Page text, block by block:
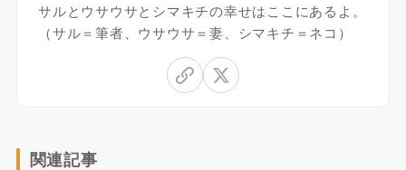
サルとウサウサとシマキチの幸せはここにあるよ。
（サル＝筆者、ウサウサ＝妻、シマキチ＝ネコ）
関連記事